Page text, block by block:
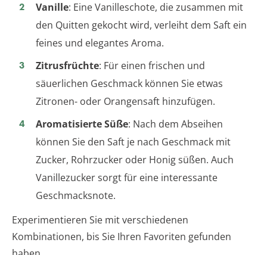
Vanille: Eine Vanilleschote, die zusammen mit
den Quitten gekocht wird, verleiht dem Saft ein
feines und elegantes Aroma.
Zitrusfrüchte: Für einen frischen und
säuerlichen Geschmack können Sie etwas
Zitronen- oder Orangensaft hinzufügen.
Aromatisierte Süße: Nach dem Abseihen
können Sie den Saft je nach Geschmack mit
Zucker, Rohrzucker oder Honig süßen. Auch
Vanillezucker sorgt für eine interessante
Geschmacksnote.
Experimentieren Sie mit verschiedenen
Kombinationen, bis Sie Ihren Favoriten gefunden